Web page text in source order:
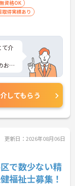
無資格OK
得実績あり
て介
お仕
らに
さしてもらう
更新日：2026年08月06日
で数少ない精
福祉士募集！